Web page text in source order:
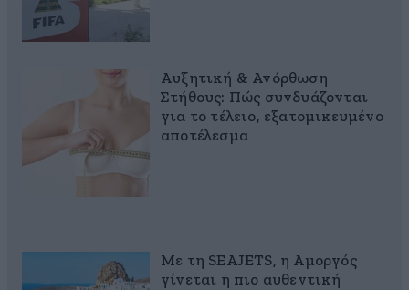
Αυξητική & Ανόρθωση
Στήθους: Πώς συνδυάζονται
για το τέλειο, εξατομικευμένο
αποτέλεσμα
Με τη SEAJETS, η Αμοργός
γίνεται η πιο αυθεντική